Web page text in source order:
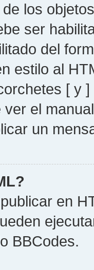
los
ser
del
estilo al
[ y
el
un
en
BBCodes.